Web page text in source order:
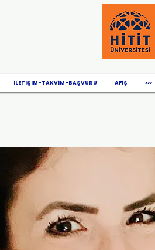
İLETİŞİM-TAKVİM-BAŞVURU AFİŞ >>>